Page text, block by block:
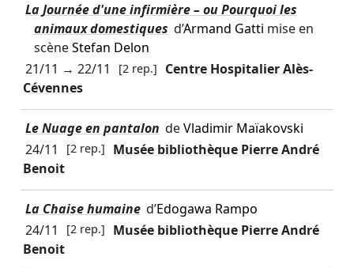
La Journée d'une infirmière – ou Pourquoi les
animaux domestiques d’Armand Gatti mise en
scèneStefan Delon
21/11 → 22/11 [2 rep.]
Centre Hospitalier Alès-
Cévennes
Le Nuage en pantalon deVladimir Maïakovski
24/11
[2 rep.]
Musée bibliothèque Pierre André
Benoit
La Chaise humaine d’Edogawa Rampo
24/11
[2 rep.]
Musée bibliothèque Pierre André
Benoit